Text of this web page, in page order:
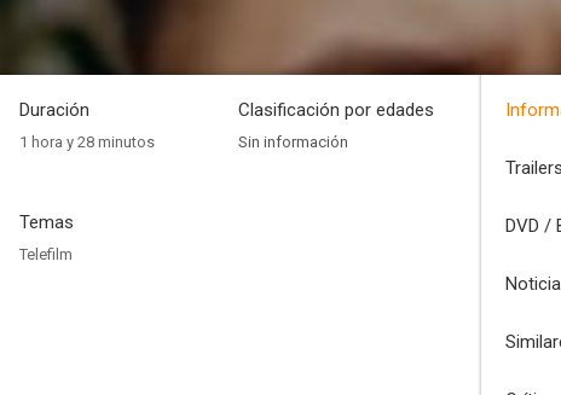
Duración
1 hora y 28 minutos
Clasificación por edades
Sin información
Temas
Telefilm
Trailers
DVD /